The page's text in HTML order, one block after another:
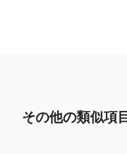
その他の類似項目